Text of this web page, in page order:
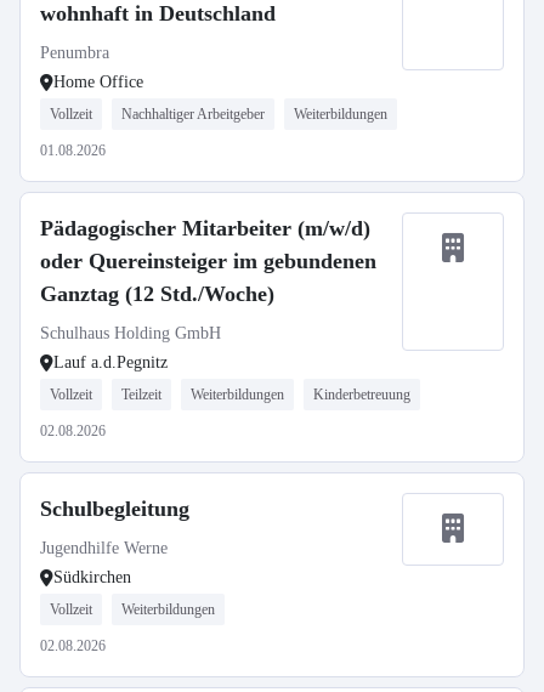
wohnhaft in Deutschland
Penumbra
Home Office
Vollzeit Nachhaltiger Arbeitgeber Weiterbildungen
01.08.2026
Pädagogischer Mitarbeiter (m/w/d)
oder Quereinsteiger im gebundenen
Ganztag (12 Std./Woche)
Schulhaus Holding GmbH
Lauf a.d.Pegnitz
Vollzeit Teilzeit Weiterbildungen Kinderbetreuung
02.08.2026
Schulbegleitung
Jugendhilfe Werne
Südkirchen
Vollzeit Weiterbildungen
02.08.2026